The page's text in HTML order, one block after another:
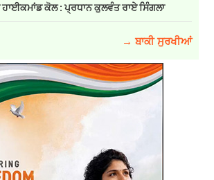
ਕੋਲ : ਪ੍ਰਧਾਨ ਕੁਲਵੰਤ ਰਾਏ ਸਿੰਗਲਾ
→ ਬਾਕੀ ਸੁਰਖੀਆਂ